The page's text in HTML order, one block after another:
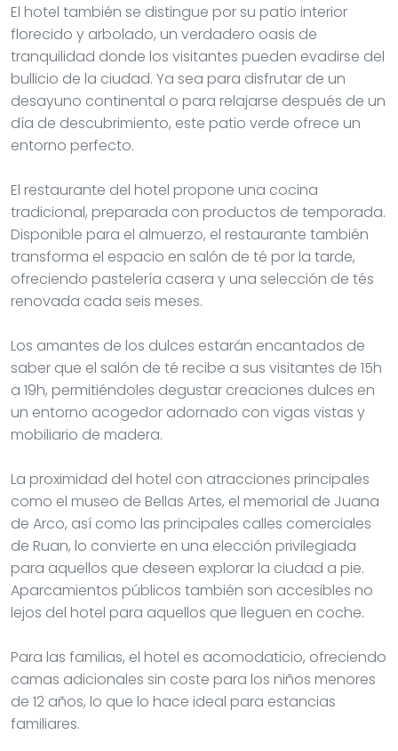
El hotel también se distingue por su patio interior
florecido y arbolado, un verdadero oasis de
tranquilidad donde los visitantes pueden evadirse del
bullicio de la ciudad. Ya sea para disfrutar de un
desayuno continental o para relajarse después de un
día de descubrimiento, este patio verde ofrece un
entorno perfecto.
El restaurante del hotel propone una cocina
tradicional, preparada con productos de temporada.
Disponible para el almuerzo, el restaurante también
transforma el espacio en salón de té por la tarde,
ofreciendo pastelería casera y una selección de tés
renovada cada seis meses.
Los amantes de los dulces estarán encantados de
saber que el salón de té recibe a sus visitantes de 15h
a 19h, permitiéndoles degustar creaciones dulces en
un entorno acogedor adornado con vigas vistas y
mobiliario de madera.
La proximidad del hotel con atracciones principales
como el museo de Bellas Artes, el memorial de Juana
de Arco, así como las principales calles comerciales
de Ruan, lo convierte en una elección privilegiada
para aquellos que deseen explorar la ciudad a pie.
Aparcamientos públicos también son accesibles no
lejos del hotel para aquellos que lleguen en coche.
Para las familias, el hotel es acomodaticio, ofreciendo
camas adicionales sin coste para los niños menores
de 12 años, lo que lo hace ideal para estancias
familiares.